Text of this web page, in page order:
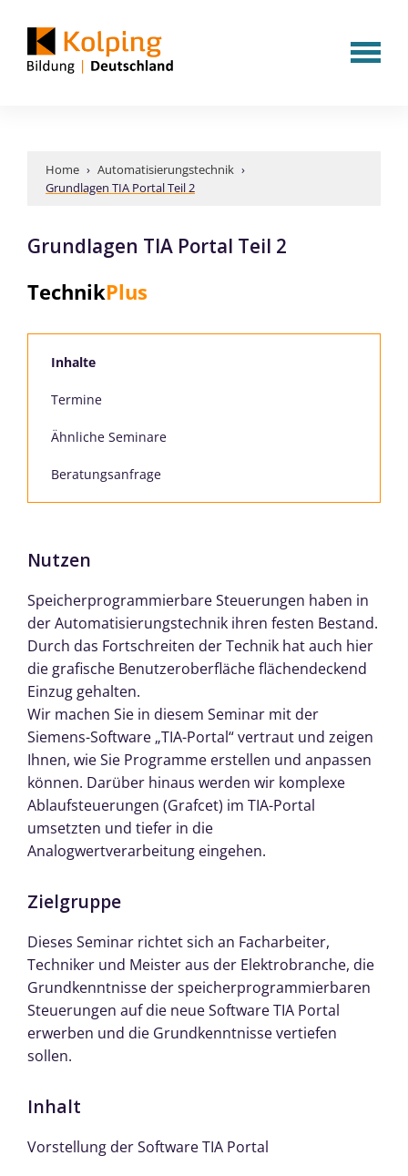
Home › Automatisierungstechnik ›
Grundlagen TIA Portal Teil 2
Grundlagen TIA Portal Teil 2
TechnikPlus
Inhalte
Termine
Ähnliche Seminare
Beratungsanfrage
Nutzen
Speicherprogrammierbare Steuerungen haben in
der Automatisierungstechnik ihren festen Bestand.
Durch das Fortschreiten der Technik hat auch hier
die grafische Benutzeroberfläche flächendeckend
Einzug gehalten.
Wir machen Sie in diesem Seminar mit der
Siemens-Software „TIA-Portal“ vertraut und zeigen
Ihnen, wie Sie Programme erstellen und anpassen
können. Darüber hinaus werden wir komplexe
Ablaufsteuerungen (Grafcet) im TIA-Portal
umsetzten und tiefer in die
Analogwertverarbeitung eingehen.
Zielgruppe
Dieses Seminar richtet sich an Facharbeiter,
Techniker und Meister aus der Elektrobranche, die
Grundkenntnisse der speicherprogrammierbaren
Steuerungen auf die neue Software TIA Portal
erwerben und die Grundkenntnisse vertiefen
sollen.
Inhalt
Vorstellung der Software TIA Portal